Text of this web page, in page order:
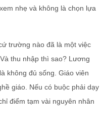
nhẹ và không là chọn lựa
trường nào đã là một việc
thu nhập thì sao? Lương
không đủ sống. Giáo viên
giáo. Nếu có buộc phải dạy
điểm tạm vài nguyên nhân